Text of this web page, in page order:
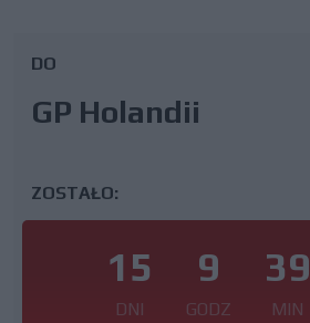
DO
GP Holandii
ZOSTAŁO:
15
DNI
9
GODZ
39
MIN